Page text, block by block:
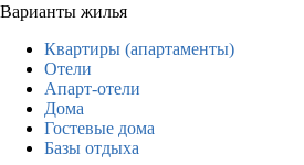
Варианты жилья
Квартиры (апартаменты)
Отели
Апарт-отели
Дома
Гостевые дома
Базы отдыха